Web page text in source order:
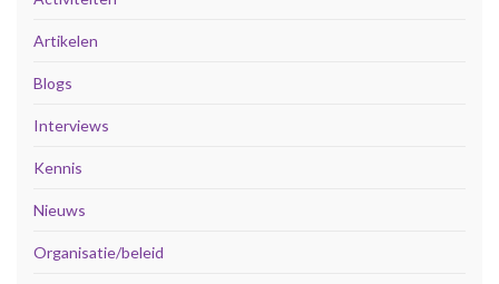
Artikelen
Blogs
Interviews
Kennis
Nieuws
Organisatie/beleid